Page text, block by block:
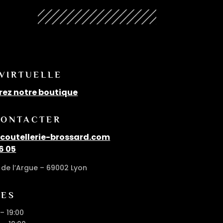
notre boutique
brossard.com
05
l’Argue – 69002 Lyon
19:00